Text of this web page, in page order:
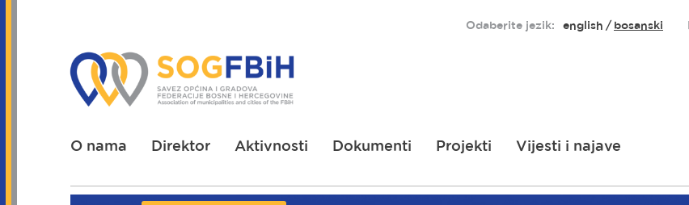
Odaberite jezik: english bosanski
O nama Direktor Aktivnosti Dokumenti Projekti Vijesti i najave